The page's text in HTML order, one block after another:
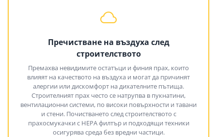
Пречистване на въздуха след
строителството
Премахва невидимите остатъци и финия прах, които
влияят на качеството на въздуха и могат да причинят
алергии или дискомфорт на дихателните пътища.
Строителният прах често се натрупва в пукнатини,
вентилационни системи, по високи повърхности и тавани
и стени. Почистването след строителството с
прахосмукачки с HEPA филтър и подходящи техники
осигурява среда без вредни частици.